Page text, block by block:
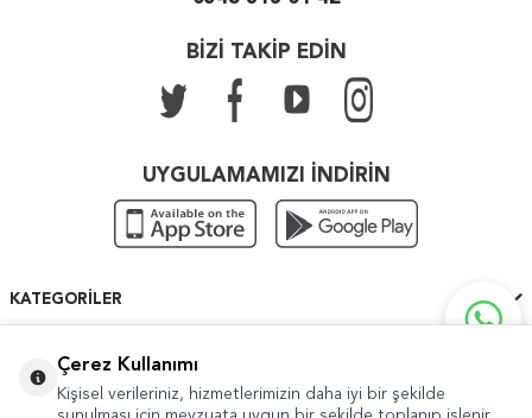
BİZİ TAKİP EDİN
UYGULAMAMIZI İNDİRİN
KATEGORILER
HIZLI ERIŞIM
Çerez Kullanımı
Kişisel verileriniz, hizmetlerimizin daha iyi bir şekilde